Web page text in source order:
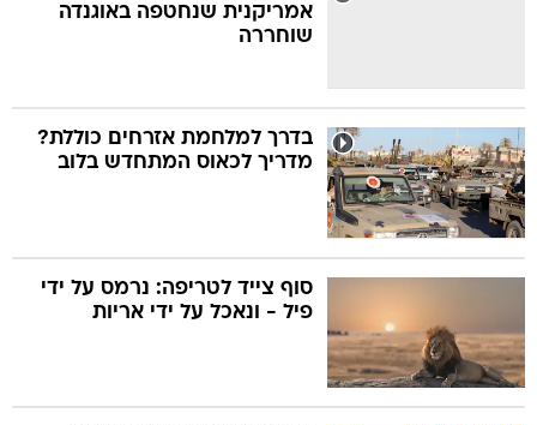
אמריקנית שנחטפה באוגנדה
שוחררה
בדרך למלחמת אזרחים כוללת?
מדריך לכאוס המתחדש בלוב
סוף צייד לטריפה: נרמס על ידי
פיל - ונאכל על ידי אריות